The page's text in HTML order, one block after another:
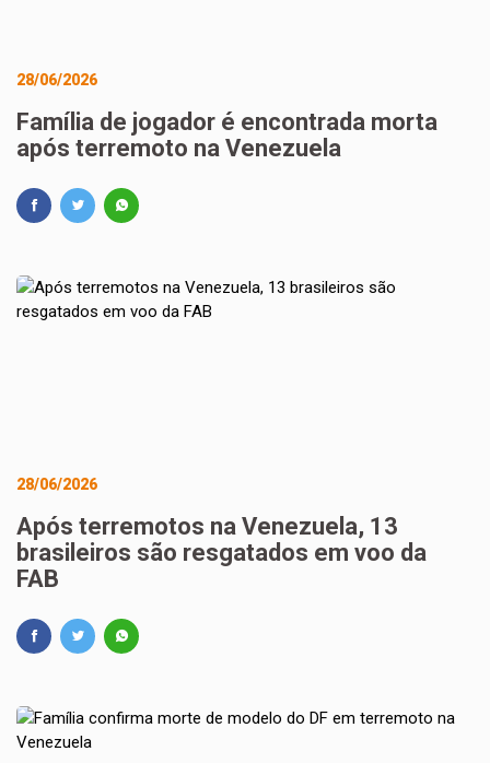
28/06/2026
Família de jogador é encontrada morta
após terremoto na Venezuela
28/06/2026
Após terremotos na Venezuela, 13
brasileiros são resgatados em voo da
FAB